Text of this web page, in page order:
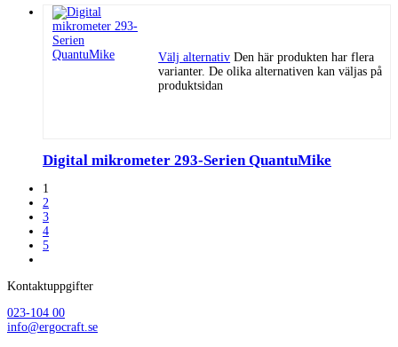
Välj alternativ Den här produkten har flera
varianter. De olika alternativen kan väljas på
produktsidan
Digital mikrometer 293-Serien QuantuMike
1
2
3
4
5
Kontaktuppgifter
023-104 00
info@ergocraft.se